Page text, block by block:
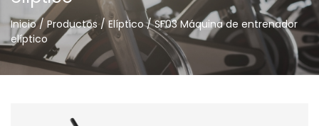
Inicio/ Productos/Elíptico/SF03 Máquina de entrenador
elíptico